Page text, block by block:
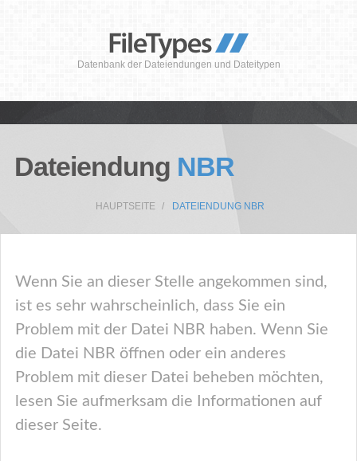
Datenbank der Dateiendungen und Dateitypen
Dateiendung NBR
HAUPTSEITE DATEIENDUNG NBR
Wenn Sie an dieser Stelle angekommen sind,
ist es sehr wahrscheinlich, dass Sie ein
Problem mit der Datei NBR haben. Wenn Sie
die Datei NBR öffnen oder ein anderes
Problem mit dieser Datei beheben möchten,
lesen Sie aufmerksam die Informationen auf
dieser Seite.